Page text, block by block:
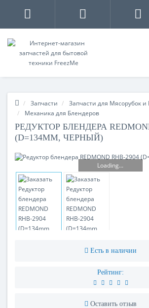
Запчасти
Запчасти для Мясорубок и
Механика для Блендеров
РЕДУКТОР БЛЕНДЕРА
(D=134MM, ЧЕРНЫЙ)
Loading...
Есть в наличии
Рейтинг:
Оставить отзыв